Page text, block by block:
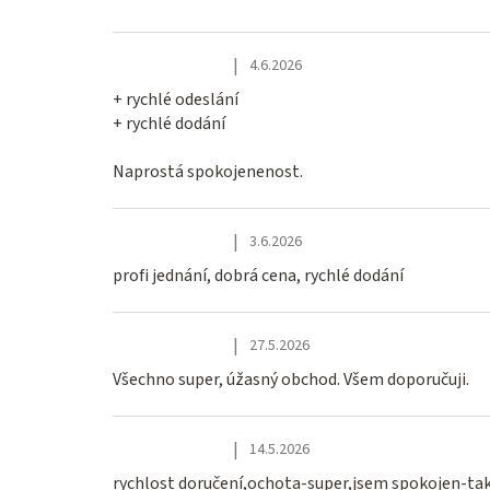
Hodnocení obchodu je 5 z 5 hvězdiček.
| 4.6.2026
+ rychlé odeslání
+ rychlé dodání
Naprostá spokojenenost.
Hodnocení obchodu je 5 z 5 hvězdiček.
| 3.6.2026
profi jednání, dobrá cena, rychlé dodání
Hodnocení obchodu je 5 z 5 hvězdiček.
| 27.5.2026
Všechno super, úžasný obchod. Všem doporučuji.
Hodnocení obchodu je 5 z 5 hvězdiček.
| 14.5.2026
rychlost doručení,ochota-super,jsem spokojen-